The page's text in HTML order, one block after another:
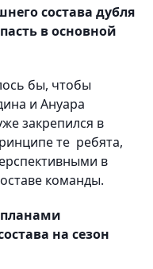
состава дубля
в основной
бы, чтобы
и Ануара
закрепился в
те ребята,
в
команды.
на сезон